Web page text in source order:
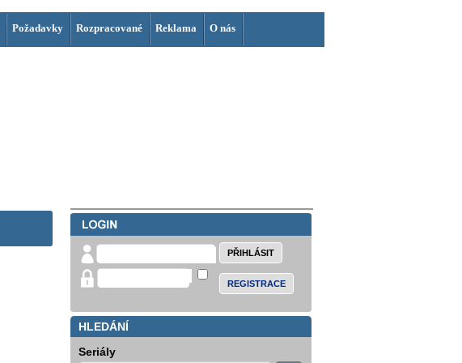
Požadavky Rozpracované Reklama O nás
REGISTRACE
HLEDÁNÍ
Seriály